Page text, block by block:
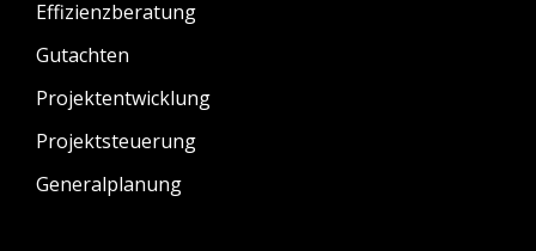
Effizienzberatung
Gutachten
Projektentwicklung
Projektsteuerung
Generalplanung